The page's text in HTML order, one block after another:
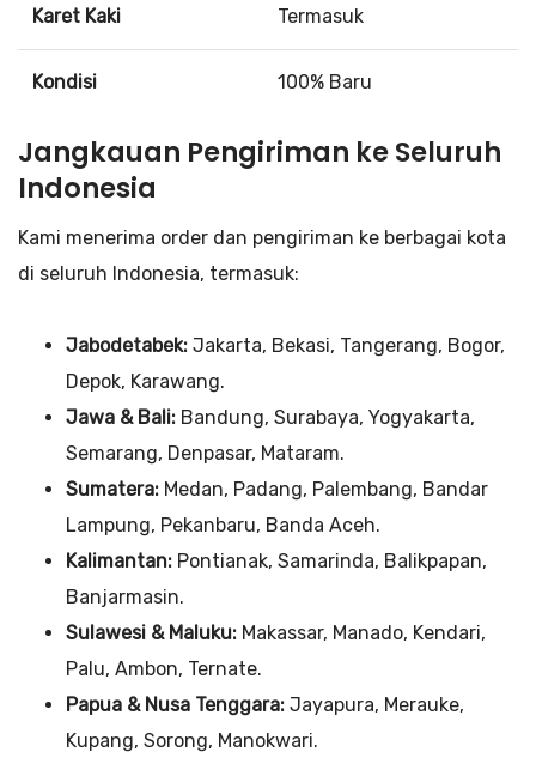
Karet Kaki Termasuk
Kondisi 100% Baru
Jangkauan Pengiriman ke Seluruh
Indonesia
Kami menerima order dan pengiriman ke berbagai kota
di seluruh Indonesia, termasuk:
Jabodetabek: Jakarta, Bekasi, Tangerang, Bogor,
Depok, Karawang.
Jawa & Bali: Bandung, Surabaya, Yogyakarta,
Semarang, Denpasar, Mataram.
Sumatera: Medan, Padang, Palembang, Bandar
Lampung, Pekanbaru, Banda Aceh.
Kalimantan: Pontianak, Samarinda, Balikpapan,
Banjarmasin.
Sulawesi & Maluku: Makassar, Manado, Kendari,
Palu, Ambon, Ternate.
Papua & Nusa Tenggara: Jayapura, Merauke,
Kupang, Sorong, Manokwari.